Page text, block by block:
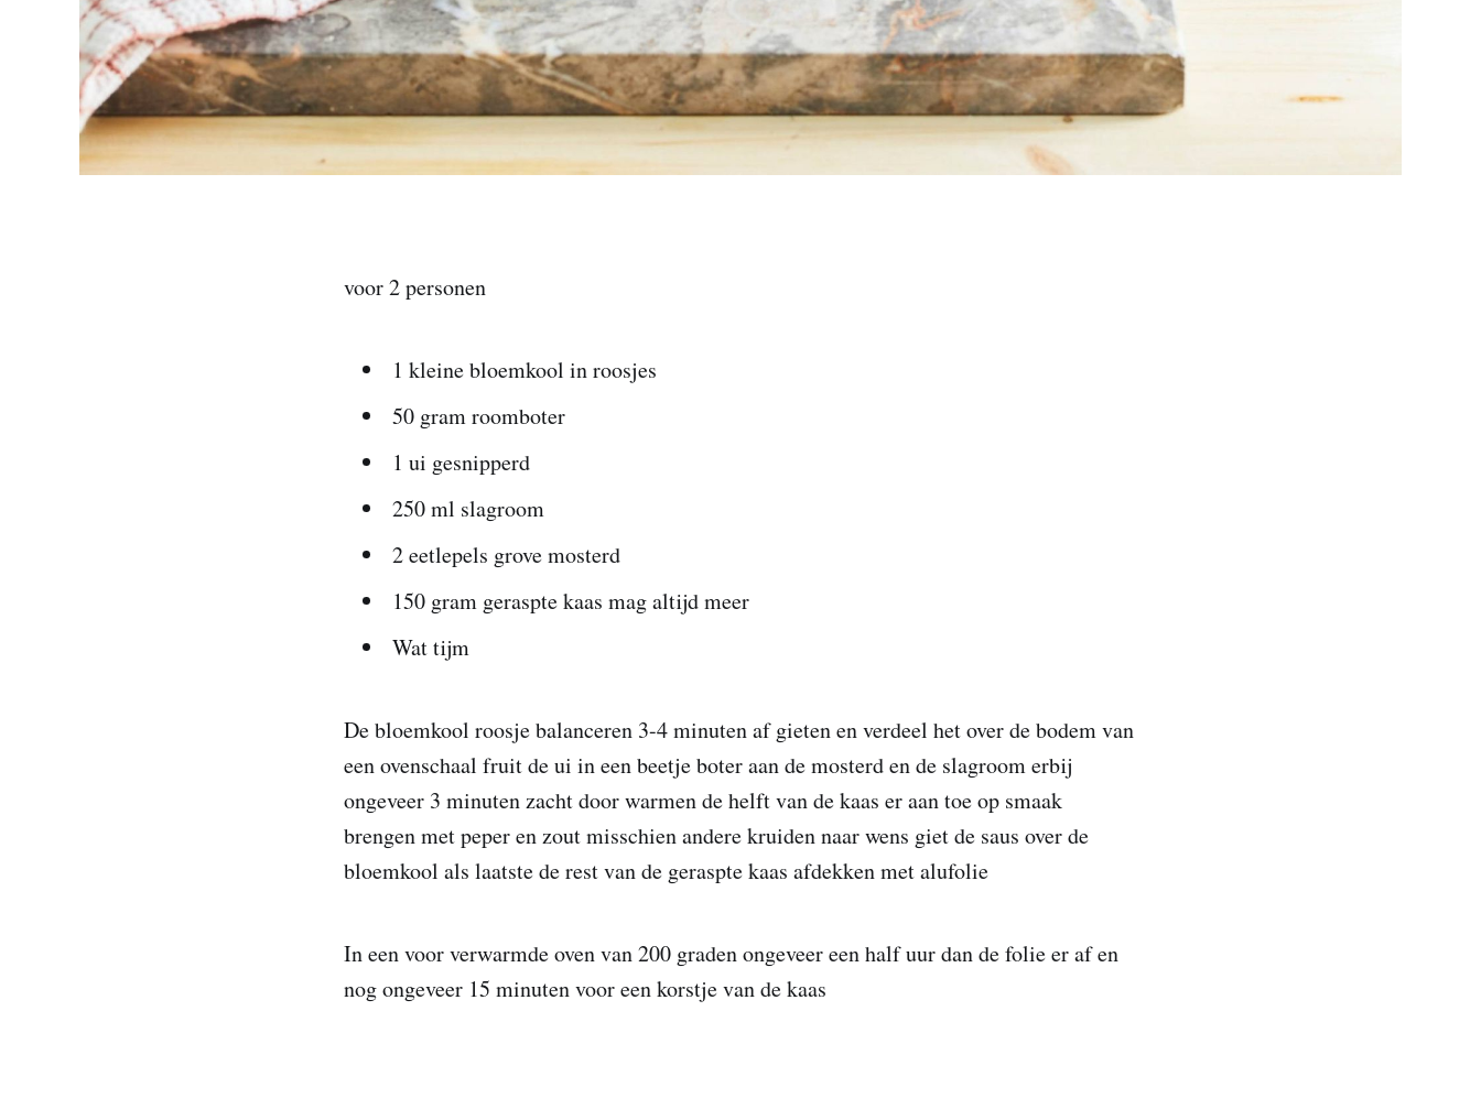
voor 2 personen
1 kleine bloemkool in roosjes
50 gram roomboter
1 ui gesnipperd
250 ml slagroom
2 eetlepels grove mosterd
150 gram geraspte kaas mag altijd meer
Wat tijm
De bloemkool roosje balanceren 3-4 minuten af gieten en verdeel het over de bodem van
een ovenschaal fruit de ui in een beetje boter aan de mosterd en de slagroom erbij
ongeveer 3 minuten zacht door warmen de helft van de kaas er aan toe op smaak
brengen met peper en zout misschien andere kruiden naar wens giet de saus over de
bloemkool als laatste de rest van de geraspte kaas afdekken met alufolie
In een voor verwarmde oven van 200 graden ongeveer een half uur dan de folie er af en
nog ongeveer 15 minuten voor een korstje van de kaas